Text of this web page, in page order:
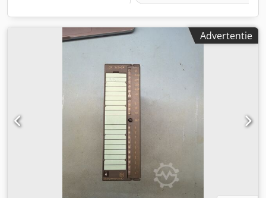
Advertentie